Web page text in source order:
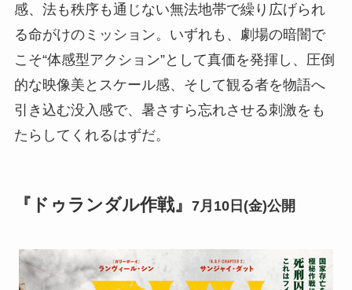
感、法も秩序も通じない無法地帯で繰り広げられ
る命がけのミッション。いずれも、劇場の暗闇で
こそ“体感型アクション”として真価を発揮し、圧倒
的な映像美とスケール感、そして観る者を物語へ
引き込む没入感で、暑さすら忘れさせる刺激をも
たらしてくれるはずだ。
『ドゥランダル作戦』 7月10日(金)公開